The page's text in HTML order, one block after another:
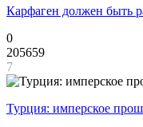
Карфаген должен быть
0
205659
7
Турция: имперское